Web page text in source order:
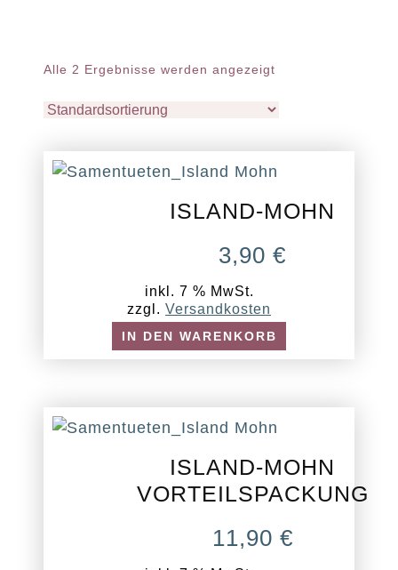
Alle 2 Ergebnisse werden angezeigt
ISLAND-MOHN
3,90€
inkl. 7 % MwSt.
zzgl. Versandkosten
IN DEN WARENKORB
ISLAND-MOHN
VORTEILSPACKUNG
11,90 €